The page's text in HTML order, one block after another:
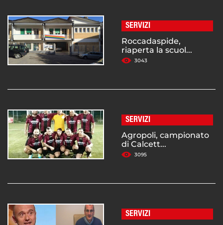
SERVIZI
Roccadaspide,
riaperta la scuol...
3043
SERVIZI
Agropoli, campionato
di Calcett...
3095
SERVIZI